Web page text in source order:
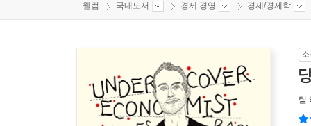
웰컴 국내도서 경제 경영 경제/경제학
팀